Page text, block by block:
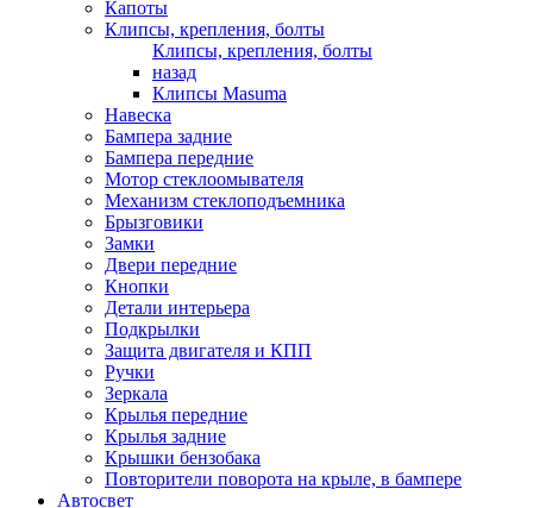
Капоты
Клипсы, крепления, болты
Клипсы, крепления, болты
назад
Клипсы Masuma
Навеска
Бампера задние
Бампера передние
Мотор стеклоомывателя
Механизм стеклоподъемника
Брызговики
Замки
Двери передние
Кнопки
Детали интерьера
Подкрылки
Защита двигателя и КПП
Ручки
Зеркала
Крылья передние
Крылья задние
Крышки бензобака
Повторители поворота на крыле, в бампере
Автосвет